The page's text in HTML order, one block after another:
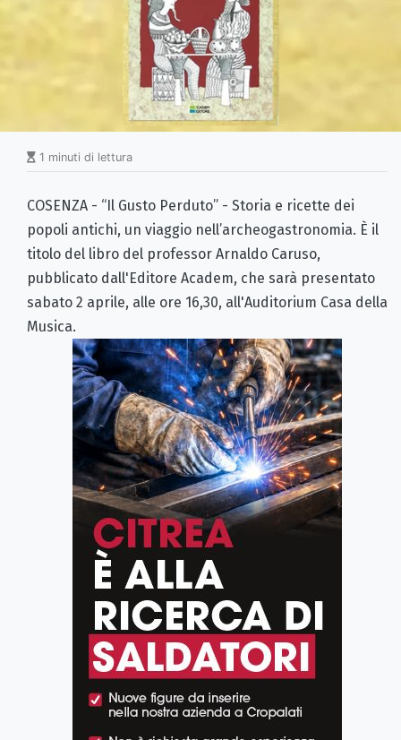
1 minuti di lettura
COSENZA - “Il Gusto Perduto” - Storia e ricette dei
popoli antichi, un viaggio nell’archeogastronomia. È il
titolo del libro del professor Arnaldo Caruso,
pubblicato dall'Editore Academ, che sarà presentato
sabato 2 aprile, alle ore 16,30, all'Auditorium Casa della
Musica.